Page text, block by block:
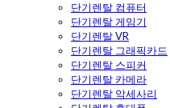
단기렌탈 컴퓨터
단기렌탈 게임기
단기렌탈 VR
단기렌탈 그래픽카드
단기렌탈 스피커
단기렌탈 카메라
단기렌탈 악세사리